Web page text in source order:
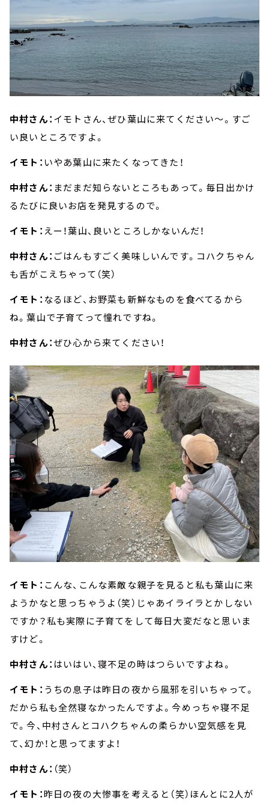
中村さん：イモトさん、ぜひ葉山に来てください～。すご
い良いところですよ。
イモト： いやあ葉山に来たくなってきた！
中村さん： まだまだ知らないところもあって。毎日出かけ
るたびに良いお店を発見するので。
イモト： えー！葉山、良いところしかないんだ！
中村さん： ごはんもすごく美味しいんです。コハクちゃん
も舌がこえちゃって（笑）
イモト： なるほど、お野菜も新鮮なものを食べてるから
ね。葉山で子育てって憧れですね。
中村さん：ぜひ心から来てください！
イモト： こんな、こんな素敵な親子を見ると私も葉山に来
ようかなと思っちゃうよ（笑）じゃあイライラとかしない
ですか？私も実際に子育てをして毎日大変だなと思いま
すけど。
中村さん： はいはい、寝不足の時はつらいですよね。
イモト： うちの息子は昨日の夜から風邪を引いちゃって。
だから私も全然寝なかったんですよ。今めっちゃ寝不足
で。今、中村さんとコハクちゃんの柔らかい空気感を見
て、幻か！と思ってますよ！
中村さん： （笑）
イモト：昨日の夜の大惨事を考えると（笑）ほんとに2人が